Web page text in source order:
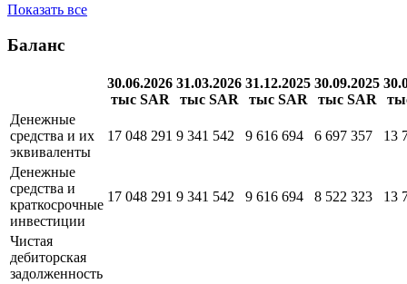
Показать все
Баланс
30.06.2026
тыс SAR
31.03.2026
тыс SAR
31.12.2025
тыс SAR
30.09.2025
тыс SAR
Денежные
средства и их
эквиваленты
17 048 291 9 341 542 9 616 694 6 697 357 13
Денежные
средства и
краткосрочные
инвестиции
17 048 291 9 341 542 9 616 694 8 522 323 13
Чистая
дебиторская
задолженность